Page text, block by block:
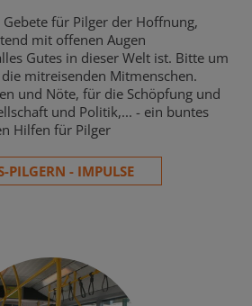
für Pilger der Hoffnung,
mit offenen Augen
Gutes in dieser Welt ist. Bitte um
mitreisenden Mitmenschen.
und Nöte, für die Schöpfung und
und Politik,... - ein buntes
Hilfen für Pilger
PILGERN - IMPULSE